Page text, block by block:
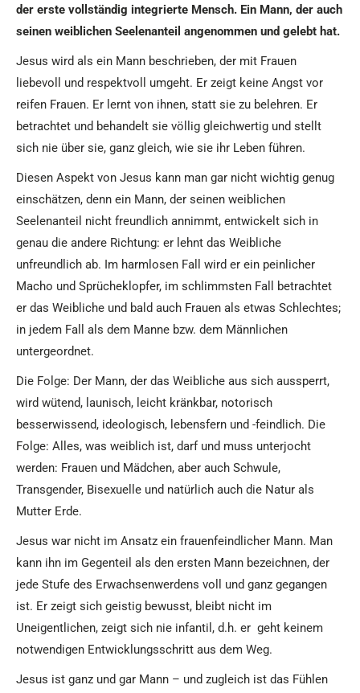
der erste vollständig integrierte Mensch. Ein Mann, der auch
seinen weiblichen Seelenanteil angenommen und gelebt hat.
Jesus wird als ein Mann beschrieben, der mit Frauen
liebevoll und respektvoll umgeht. Er zeigt keine Angst vor
reifen Frauen. Er lernt von ihnen, statt sie zu belehren. Er
betrachtet und behandelt sie völlig gleichwertig und stellt
sich nie über sie, ganz gleich, wie sie ihr Leben führen.
Diesen Aspekt von Jesus kann man gar nicht wichtig genug
einschätzen, denn ein Mann, der seinen weiblichen
Seelenanteil nicht freundlich annimmt, entwickelt sich in
genau die andere Richtung: er lehnt das Weibliche
unfreundlich ab. Im harmlosen Fall wird er ein peinlicher
Macho und Sprücheklopfer, im schlimmsten Fall betrachtet
er das Weibliche und bald auch Frauen als etwas Schlechtes;
in jedem Fall als dem Manne bzw. dem Männlichen
untergeordnet.
Die Folge: Der Mann, der das Weibliche aus sich aussperrt,
wird wütend, launisch, leicht kränkbar, notorisch
besserwissend, ideologisch, lebensfern und -feindlich. Die
Folge: Alles, was weiblich ist, darf und muss unterjocht
werden: Frauen und Mädchen, aber auch Schwule,
Transgender, Bisexuelle und natürlich auch die Natur als
Mutter Erde.
Jesus war nicht im Ansatz ein frauenfeindlicher Mann. Man
kann ihn im Gegenteil als den ersten Mann bezeichnen, der
jede Stufe des Erwachsenwerdens voll und ganz gegangen
ist. Er zeigt sich geistig bewusst, bleibt nicht im
Uneigentlichen, zeigt sich nie infantil, d.h. er geht keinem
notwendigen Entwicklungsschritt aus dem Weg.
Jesus ist ganz und gar Mann – und zugleich ist das Fühlen